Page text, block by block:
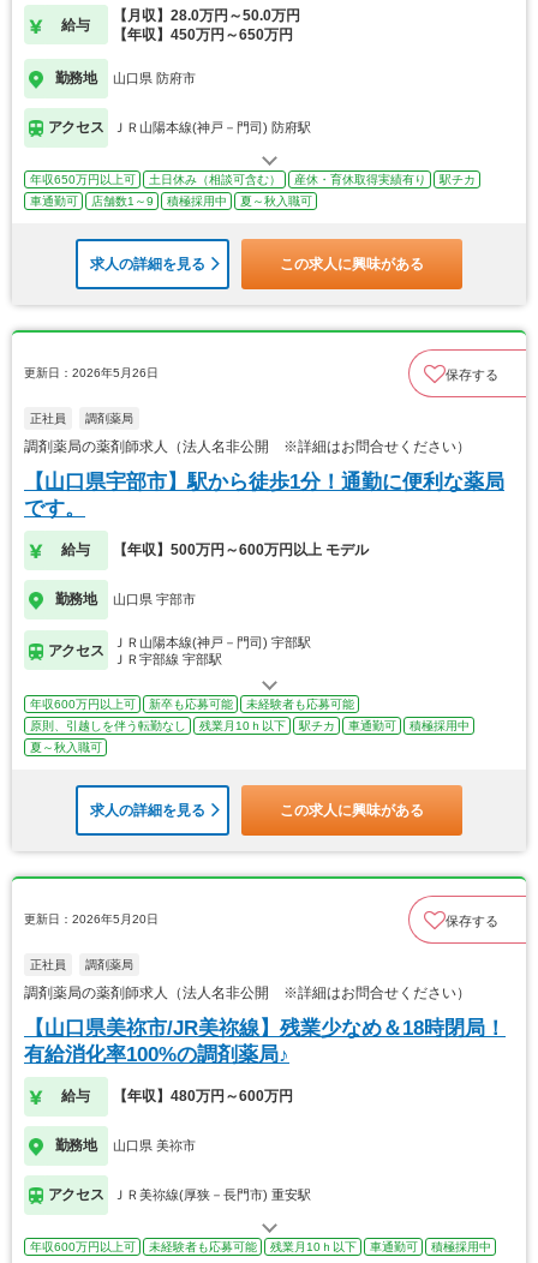
給与
【月収】28.0万円～50.0万円
【年収】450万円～650万円
勤務地 山口県 防府市
アクセス ＪＲ山陽本線(神戸－門司) 防府駅
年収650万円以上可 土日休み（相談可含む） 産休・育休取得実績有り
駅チカ
車通勤可
店舗数1～9 積極採用中 夏～秋入職可
求人の詳細を見る この求人に興味がある
更新日：2026年5月26日 保存する
正社員 調剤薬局
調剤薬局の薬剤師求人（法人名非公開 ※詳細はお問合せください）
【山口県宇部市】駅から徒歩1分！通勤に便利な薬局
です。
給与 【年収】500万円～600万円以上 モデル
勤務地 山口県 宇部市
アクセス
ＪＲ山陽本線(神戸－門司) 宇部駅
ＪＲ宇部線 宇部駅
年収600万円以上可 新卒も応募可能
未経験者も応募可能
原則、引越しを伴う転勤なし
残業月10ｈ以下 駅チカ 車通勤可
積極採用中
夏～秋入職可
求人の詳細を見る この求人に興味がある
更新日：2026年5月20日 保存する
正社員 調剤薬局
調剤薬局の薬剤師求人（法人名非公開 ※詳細はお問合せください）
【山口県美祢市/JR美祢線】残業少なめ＆18時閉局！
有給消化率100%の調剤薬局♪
給与 【年収】480万円～600万円
勤務地 山口県 美祢市
アクセス ＪＲ美祢線(厚狭－長門市) 重安駅
年収600万円以上可 未経験者も応募可能 残業月10ｈ以下 車通勤可 積極採用中